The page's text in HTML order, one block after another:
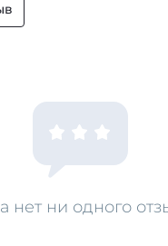
нет ни одного